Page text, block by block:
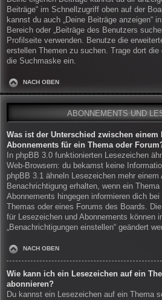
Beiträge“ im Schnellzugriff oben auf der
kannst du auch „Deine Beiträge anzeigen“
Bereich oder „Beiträge des Benutzers
Profilseite verwenden. Benutze die
erstellen Themen zu suchen. Trage dort
die Suchmaske ein.
NACH OBEN
ABONNEMENTS UND
Was ist der Unterschied zwischen einem
Abonnements für ein Thema oder
In phpBB 3.0 funktionierten Lesezeichen
Web-Browsern: du bekamst keine
phpBB 3.1 ähneln Lesezeichen mehr
Benachrichtigung erhalten, wenn ein Thema
Abonnements hingegen informieren dich
Themas oder eines Forums des Boards.
für Lesezeichen und Abonnements können
„Benachrichtigungen einstellen“ geändert
NACH OBEN
Wie kann ich ein Lesezeichen auf ein
abonnieren?
Du kannst ein Lesezeichen auf ein Thema